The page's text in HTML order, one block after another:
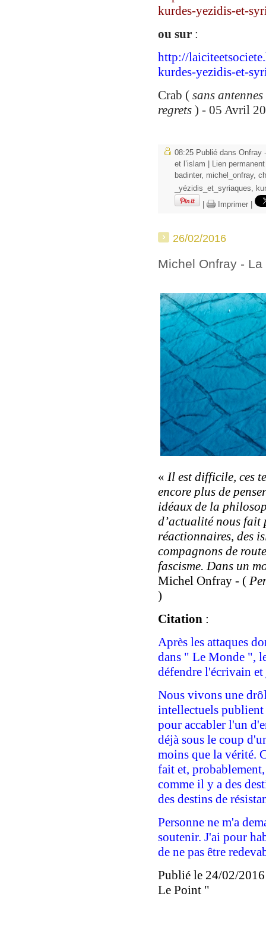
kurdes-yezidis-et-
ou sur :
http://
kurdes-yezidis-et-
Crab ( sans
regrets ) - 05 Avril
08:25 Publié dans Onfray
et l’islam
Lien permanent
badinter, michel_onfray,
_yézidis_et_syriaques
Imprimer
26/02/2016
Michel Onfray -
« Il est difficile, ces
encore plus de
idéaux de la
d’actualité nous fait
réactionnaires, des
compagnons de
fascisme. Dans un
Michel Onfray - (
)
Citation :
Après les attaques
dans " Le Monde ",
défendre l'écrivain
Nous vivons une
intellectuels
pour accabler l'un
déjà sous le coup
moins que la vérité.
fait et,
comme il y a des
des destins de
Personne ne m'a
soutenir. J'ai pour
de ne pas être
Publié le 24/02/
Le Point "